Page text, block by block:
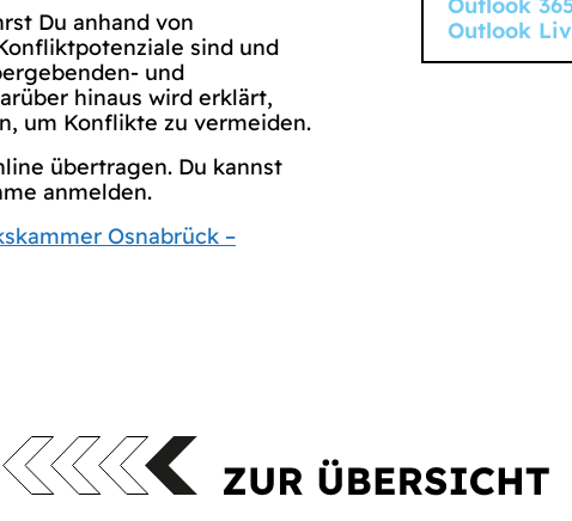
Du anhand von
sind und
und
hinaus wird erklärt,
um Konflikte zu vermeiden.
übertragen. Du kannst
anmelden.
Osnabrück –
Outlook